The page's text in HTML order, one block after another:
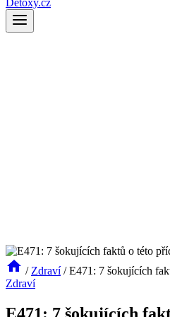
Detoxy.cz
/ Zdraví / E471: 7 šokujících
Zdraví